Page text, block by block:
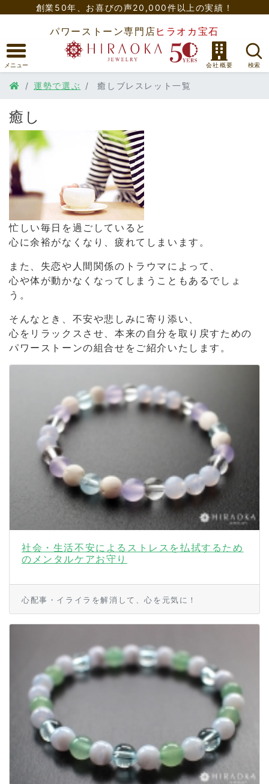
創業50年、 お喜びの声20,000件以上の実績！
パワーストーン専門店 ヒラオカ宝石
運勢で選ぶ 癒しブレスレット一覧
癒し
忙しい毎日を過ごしていると
心に余裕がなくなり、疲れてしまいます。
また、失恋や人間関係のトラウマによって、
心や体が動かなくなってしまうこともあるでしょ
う。
そんなとき、不安や悲しみに寄り添い、
心をリラックスさせ、本来の自分を取り戻すための
パワーストーンの組合せをご紹介いたします。
社会・生活不安によるストレスを払拭するため
のメンタルケアお守り
心配事・イライラを解消して、心を元気に！